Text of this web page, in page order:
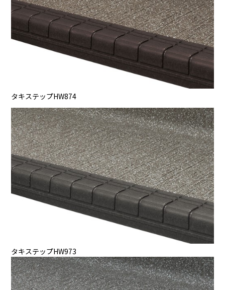
タキステップHW874
タキステップHW973